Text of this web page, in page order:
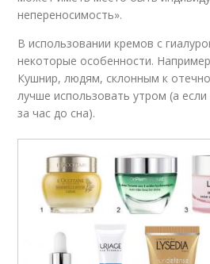
непереносимость».
В использовании кремов с
некоторые особенности.
Кушнир, людям, склонным к
лучше использовать утром (а
за час до сна).